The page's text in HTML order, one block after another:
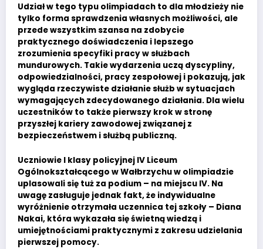
Udział w tego typu olimpiadach to dla młodzieży nie
tylko forma sprawdzenia własnych możliwości, ale
przede wszystkim szansa na zdobycie
praktycznego doświadczenia i lepszego
zrozumienia specyfiki pracy w służbach
mundurowych. Takie wydarzenia uczą dyscypliny,
odpowiedzialności, pracy zespołowej i pokazują, jak
wygląda rzeczywiste działanie służb w sytuacjach
wymagających zdecydowanego działania. Dla wielu
uczestników to także pierwszy krok w stronę
przyszłej kariery zawodowej związanej z
bezpieczeństwem i służbą publiczną.
Uczniowie I klasy policyjnej IV Liceum
Ogólnokształcącego w Wałbrzychu w olimpiadzie
uplasowali się tuż za podium – na miejscu IV. Na
uwagę zasługuje jednak fakt, że indywidualne
wyróżnienie otrzymała uczennica tej szkoły – Diana
Nakai, która wykazała się świetną wiedzą i
umiejętnościami praktycznymi z zakresu udzielania
pierwszej pomocy.